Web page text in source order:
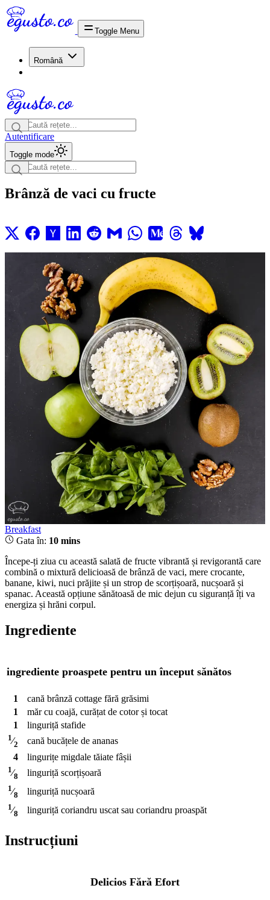
Toggle Menu
Română
Autentificare
Toggle mode
Brânză de vaci cu fructe
Breakfast
Gata în: 10 mins
Începe-ți ziua cu această salată de fructe vibrantă și revigorantă care
combină o mixtură delicioasă de brânză de vaci, mere crocante,
banane, kiwi, nuci prăjite și un strop de scorțișoară, nucșoară și
spanac. Această opțiune sănătoasă de mic dejun cu siguranță îți va
energiza și hrăni corpul.
Ingrediente
ingrediente proaspete pentru un început sănătos
1 cană brânză cottage fără grăsimi
1
măr cu coajă, curățat de cotor și tocat
1
linguriță stafide
1⁄2 cană bucățele de ananas
4
lingurițe migdale tăiate fâșii
1⁄8 linguriță scorțișoară
1⁄8 linguriță nucșoară
1⁄8 linguriță coriandru uscat sau coriandru proaspăt
Instrucțiuni
Delicios Fără Efort